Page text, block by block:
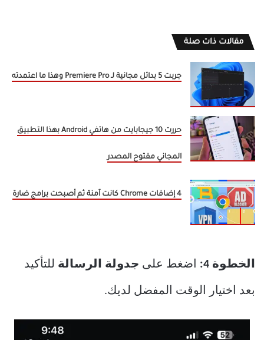
مقالات ذات صلة
جربت 5 بدائل مجانية لـ Premiere Pro وهذا ما اعتمدته
حررت 10 جيجابايت من هاتفي Android بهذا التطبيق
المجاني مفتوح المصدر
4 إضافات Chrome كانت آمنة ثم أصبحت برامج ضارة
الخطوة 4: اضغط على جدولة الرسالة للتأكيد
بعد اختيار الوقت المفضل لديك.